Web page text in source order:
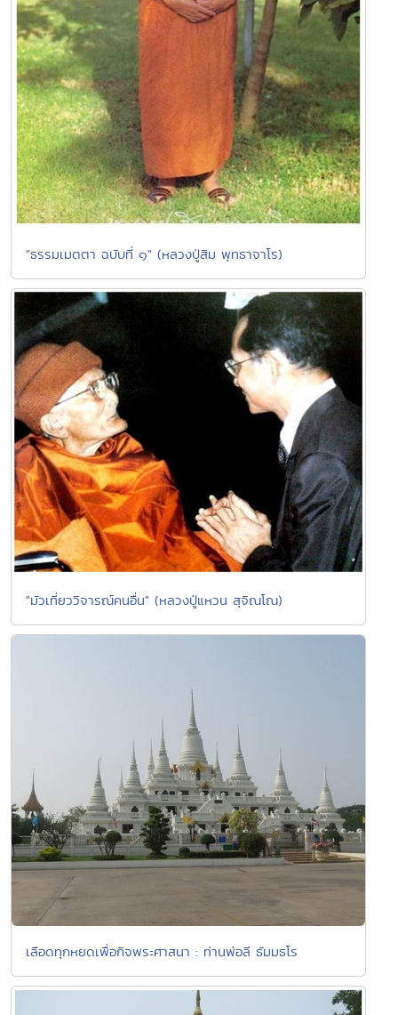
"ธรรมเมตตา ฉบับที่ ๑" (หลวงปู่สิม พุทธาจาโร)
"มัวเที่ยววิจารณ์คนอื่น" (หลวงปู่แหวน สุจิณโณ)
เลือดทุกหยดเพื่อกิจพระศาสนา : ท่านพ่อลี ธัมมธโร